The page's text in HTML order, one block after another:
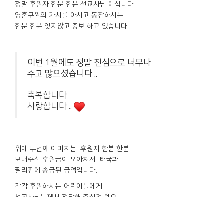
정말 후원자 한분 한분 선교사님 이십니다
영혼구원의 가치를 아시고 동참하시는
한분 한분 잊지않고 중보 하고 있습니다
이번 1월에도 정말 진심으로 너무나
수고 많으셨습니다 ..
축복합니다
사랑합니다 ..
위에 두번째 이미지는 후원자 한분 한분
보내주신 후원금이 모아져서 태국과
필리핀에 송금된 금액입니다.
각각 후원하시는 어린이들에게